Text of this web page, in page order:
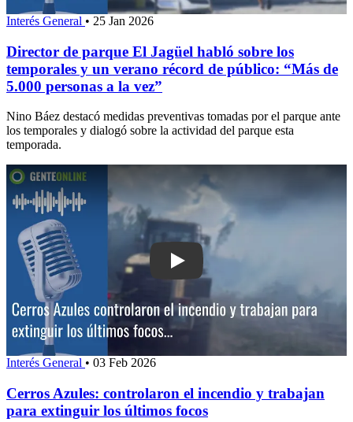
Interés General • 25 Jan 2026
Director de parque El Jagüel habló sobre los
temporales y un verano récord de público: “Más de
5.000 personas a la vez”
Nino Báez destacó medidas preventivas tomadas por el parque ante
los temporales y dialogó sobre la actividad del parque esta
temporada.
Play: Cerros Azules: controlaron el
Interés General • 03 Feb 2026
Cerros Azules: controlaron el incendio y trabajan
para extinguir los últimos focos